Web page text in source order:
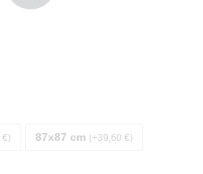
+22,70 € 87x87 cm +39,60 €